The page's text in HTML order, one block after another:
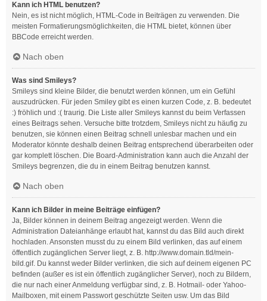
Kann ich HTML benutzen?
Nein, es ist nicht möglich, HTML-Code in Beiträgen zu verwenden. Die
meisten Formatierungsmöglichkeiten, die HTML bietet, können über
BBCode erreicht werden.
Nach oben
Was sind Smileys?
Smileys sind kleine Bilder, die benutzt werden können, um ein Gefühl
auszudrücken. Für jeden Smiley gibt es einen kurzen Code, z. B. bedeutet
:) fröhlich und :( traurig. Die Liste aller Smileys kannst du beim Verfassen
eines Beitrags sehen. Versuche bitte trotzdem, Smileys nicht zu häufig zu
benutzen, sie können einen Beitrag schnell unlesbar machen und ein
Moderator könnte deshalb deinen Beitrag entsprechend überarbeiten oder
gar komplett löschen. Die Board-Administration kann auch die Anzahl der
Smileys begrenzen, die du in einem Beitrag benutzen kannst.
Nach oben
Kann ich Bilder in meine Beiträge einfügen?
Ja, Bilder können in deinem Beitrag angezeigt werden. Wenn die
Administration Dateianhänge erlaubt hat, kannst du das Bild auch direkt
hochladen. Ansonsten musst du zu einem Bild verlinken, das auf einem
öffentlich zugänglichen Server liegt, z. B. http://www.domain.tld/mein-
bild.gif. Du kannst weder Bilder verlinken, die sich auf deinem eigenen PC
befinden (außer es ist ein öffentlich zugänglicher Server), noch zu Bildern,
die nur nach einer Anmeldung verfügbar sind, z. B. Hotmail- oder Yahoo-
Mailboxen, mit einem Passwort geschützte Seiten usw. Um das Bild